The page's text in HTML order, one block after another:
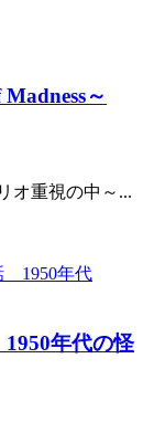
～
オ重視の中～...
年代の怪